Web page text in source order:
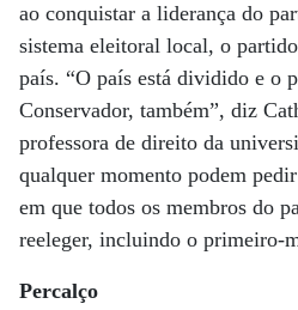
ao conquistar a liderança do
sistema eleitoral local, o
país. “O país está dividido e o
Conservador, também”, diz
professora de direito da
qualquer momento podem
em que todos os membros do
reeleger, incluindo o primeiro-
Percalço